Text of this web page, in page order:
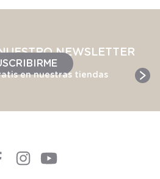
NEWSLETTER
en nuestras tiendas